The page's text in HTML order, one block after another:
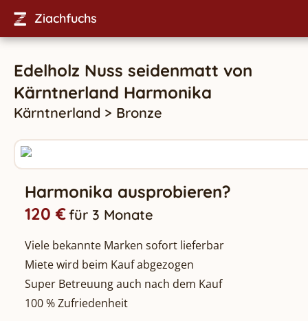
Ziachfuchs
Edelholz Nuss seidenmatt von
Kärntnerland Harmonika
Kärntnerland > Bronze
Harmonika ausprobieren?
120 €für 3 Monate
Viele bekannte Marken sofort lieferbar
Miete wird beim Kauf abgezogen
Super Betreuung auch nach dem Kauf
100 % Zufriedenheit